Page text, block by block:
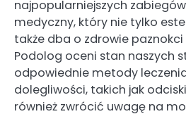
najpopularniejszych
medyczny, który nie tylko
także dba o zdrowie paznokci
Podolog oceni stan naszych
odpowiednie metody
dolegliwości, takich jak
również zwrócić uwagę na